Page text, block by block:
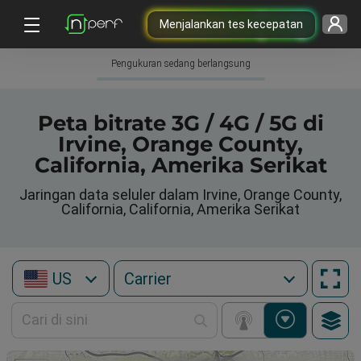
Menjalankan tes kecepatan
Pengukuran sedang berlangsung
Peta bitrate 3G / 4G / 5G di
Irvine, Orange County,
California, Amerika Serikat
Jaringan data seluler dalam Irvine, Orange County,
California, California, Amerika Serikat
US